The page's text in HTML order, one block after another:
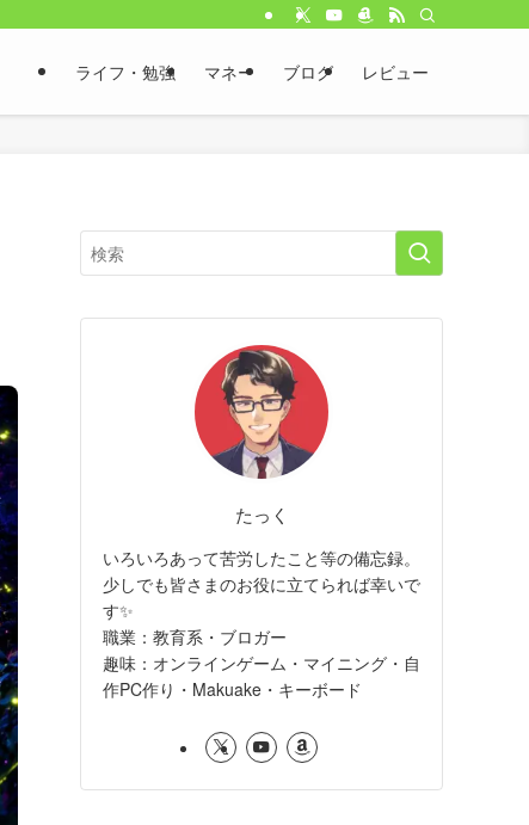
ライフ・勉強 マネー ブログ レビュー
たっく
いろいろあって苦労したこと等の備忘録。
少しでも皆さまのお役に立てられば幸いで
す✨
職業：教育系・ブロガー
趣味：オンラインゲーム・マイニング・自
作PC作り・Makuake・キーボード